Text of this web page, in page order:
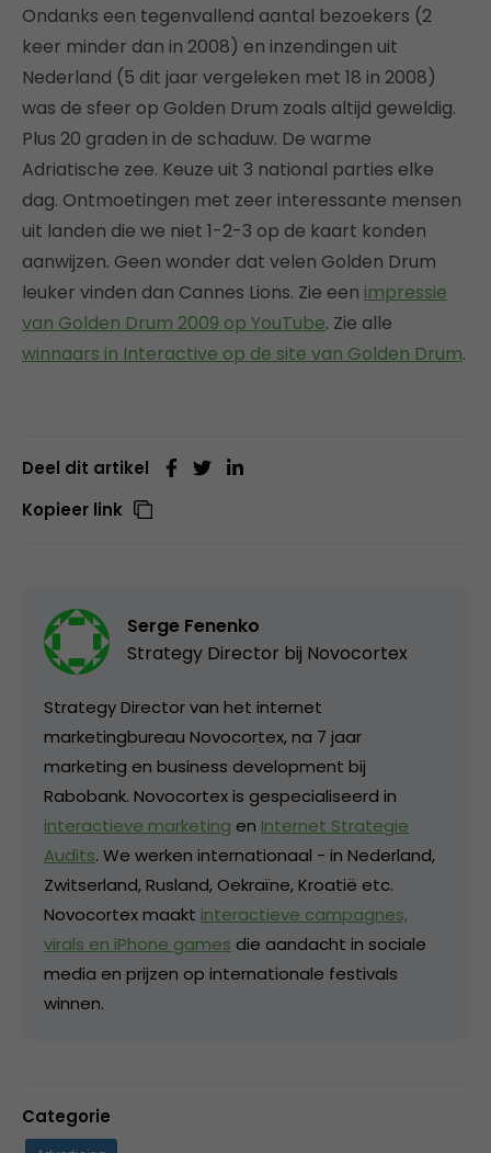
Ondanks een tegenvallend aantal bezoekers (2
keer minder dan in 2008) en inzendingen uit
Nederland (5 dit jaar vergeleken met 18 in 2008)
was de sfeer op Golden Drum zoals altijd geweldig.
Plus 20 graden in de schaduw. De warme
Adriatische zee. Keuze uit 3 national parties elke
dag. Ontmoetingen met zeer interessante mensen
uit landen die we niet 1-2-3 op de kaart konden
aanwijzen. Geen wonder dat velen Golden Drum
leuker vinden dan Cannes Lions. Zie een impressie
van Golden Drum 2009 op YouTube. Zie alle
winnaars in Interactive op de site van Golden Drum.
Deel dit artikel
Kopieer link
Serge Fenenko
Strategy Director bij Novocortex
Strategy Director van het internet
marketingbureau Novocortex, na 7 jaar
marketing en business development bij
Rabobank. Novocortex is gespecialiseerd in
interactieve marketing en Internet Strategie
Audits. We werken internationaal - in Nederland,
Zwitserland, Rusland, Oekraïne, Kroatië etc.
Novocortex maakt interactieve campagnes,
virals en iPhone games die aandacht in sociale
media en prijzen op internationale festivals
winnen.
Categorie